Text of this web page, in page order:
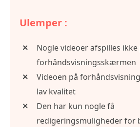
Ulemper :
Nogle videoer afspilles ikke
forhåndsvisningsskærmen
Videoen på
lav kvalitet
Den har kun nogle få
redigeringsmuligheder for